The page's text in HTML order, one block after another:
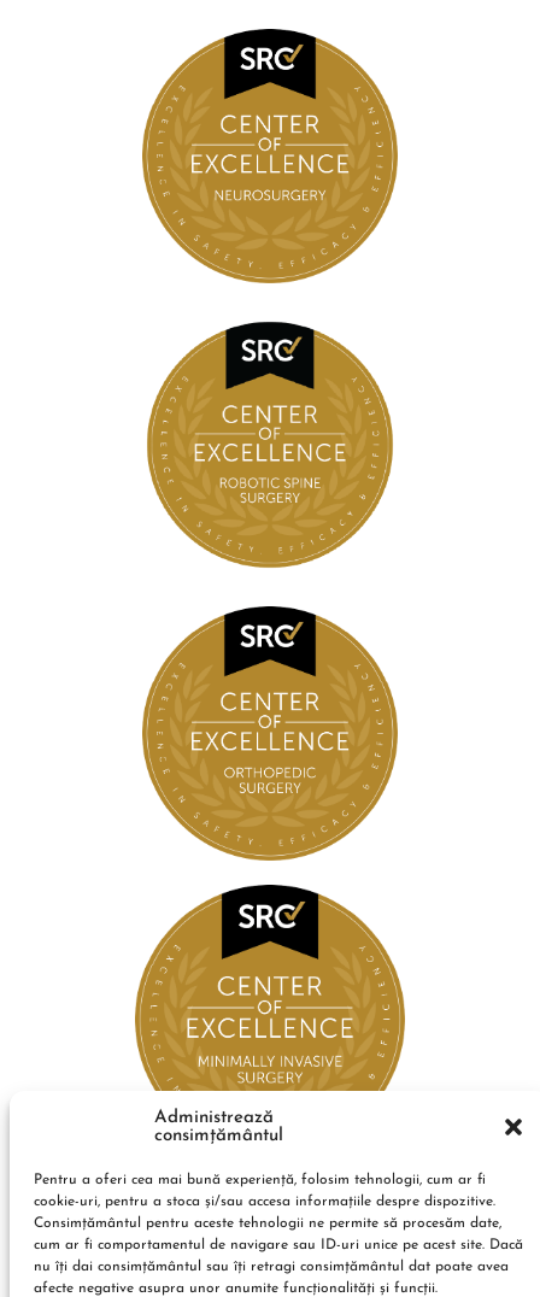
Administrează
consimțământul
Pentru a oferi cea mai bună experiență, folosim tehnologii, cum ar fi
cookie-uri, pentru a stoca și/sau accesa informațiile despre dispozitive.
Consimțământul pentru aceste tehnologii ne permite să procesăm date,
cum ar fi comportamentul de navigare sau ID-uri unice pe acest site. Dacă
nu îți dai consimțământul sau îți retragi consimțământul dat poate avea
afecte negative asupra unor anumite funcționalități și funcții.